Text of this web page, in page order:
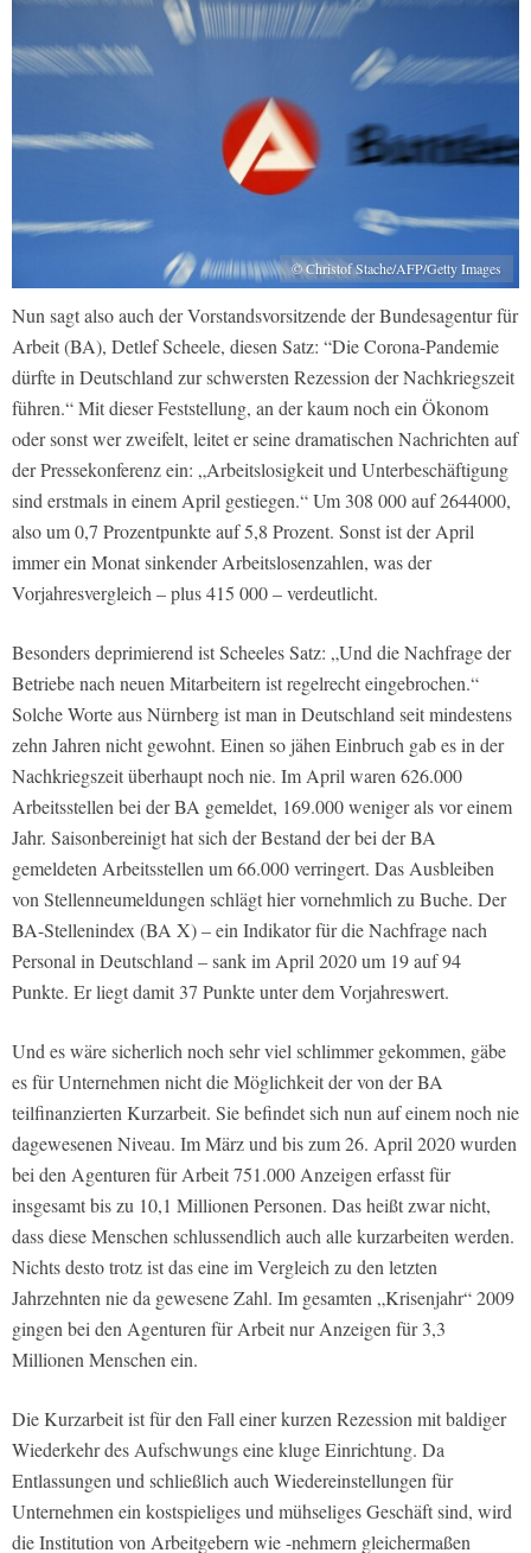
© Christof Stache/AFP/Getty Images
Nun sagt also auch der Vorstandsvorsitzende der Bundesagentur für
Arbeit (BA), Detlef Scheele, diesen Satz: “Die Corona-Pandemie
dürfte in Deutschland zur schwersten Rezession der Nachkriegszeit
führen.“ Mit dieser Feststellung, an der kaum noch ein Ökonom
oder sonst wer zweifelt, leitet er seine dramatischen Nachrichten auf
der Pressekonferenz ein: „Arbeitslosigkeit und Unterbeschäftigung
sind erstmals in einem April gestiegen.“ Um 308 000 auf 2644000,
also um 0,7 Prozentpunkte auf 5,8 Prozent. Sonst ist der April
immer ein Monat sinkender Arbeitslosenzahlen, was der
Vorjahresvergleich – plus 415 000 – verdeutlicht.
Besonders deprimierend ist Scheeles Satz: „Und die Nachfrage der
Betriebe nach neuen Mitarbeitern ist regelrecht eingebrochen.“
Solche Worte aus Nürnberg ist man in Deutschland seit mindestens
zehn Jahren nicht gewohnt. Einen so jähen Einbruch gab es in der
Nachkriegszeit überhaupt noch nie. Im April waren 626.000
Arbeitsstellen bei der BA gemeldet, 169.000 weniger als vor einem
Jahr. Saisonbereinigt hat sich der Bestand der bei der BA
gemeldeten Arbeitsstellen um 66.000 verringert. Das Ausbleiben
von Stellenneumeldungen schlägt hier vornehmlich zu Buche. Der
BA-Stellenindex (BA X) – ein Indikator für die Nachfrage nach
Personal in Deutschland – sank im April 2020 um 19 auf 94
Punkte. Er liegt damit 37 Punkte unter dem Vorjahreswert.
Und es wäre sicherlich noch sehr viel schlimmer gekommen, gäbe
es für Unternehmen nicht die Möglichkeit der von der BA
teilfinanzierten Kurzarbeit. Sie befindet sich nun auf einem noch nie
dagewesenen Niveau. Im März und bis zum 26. April 2020 wurden
bei den Agenturen für Arbeit 751.000 Anzeigen erfasst für
insgesamt bis zu 10,1 Millionen Personen. Das heißt zwar nicht,
dass diese Menschen schlussendlich auch alle kurzarbeiten werden.
Nichts desto trotz ist das eine im Vergleich zu den letzten
Jahrzehnten nie da gewesene Zahl. Im gesamten „Krisenjahr“ 2009
gingen bei den Agenturen für Arbeit nur Anzeigen für 3,3
Millionen Menschen ein.
Die Kurzarbeit ist für den Fall einer kurzen Rezession mit baldiger
Wiederkehr des Aufschwungs eine kluge Einrichtung. Da
Entlassungen und schließlich auch Wiedereinstellungen für
Unternehmen ein kostspieliges und mühseliges Geschäft sind, wird
die Institution von Arbeitgebern wie -nehmern gleichermaßen